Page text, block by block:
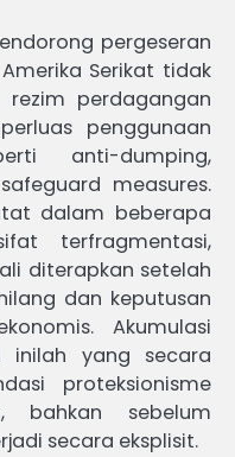
pergeseran
Serikat tidak
perdagangan
penggunaan
anti-dumping,
measures.
dalam beberapa
terfragmentasi,
diterapkan setelah
dan keputusan
Akumulasi
inilah yang secara
proteksionisme
bahkan sebelum
secara eksplisit.